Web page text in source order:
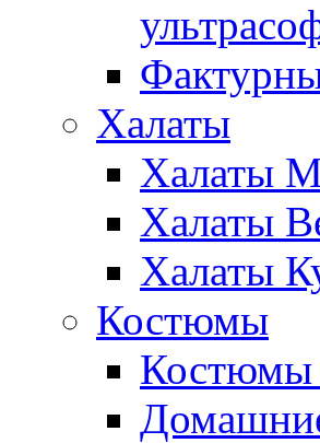
Халаты
Халаты
Халаты
Халаты
Костюмы
Костюмы